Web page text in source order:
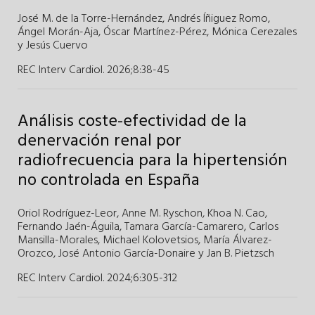
José M. de la Torre-Hernández,Andrés Íñiguez Romo,
Ángel Morán-Aja,Óscar Martínez-Pérez, Mónica Cerezales
yJesús Cuervo
REC Interv Cardiol. 2026;8:38-45
Análisis coste-efectividad de la
denervación renal por
radiofrecuencia para la hipertensión
no controlada en España
Oriol Rodríguez-Leor,Anne M. Ryschon,Khoa N. Cao,
Fernando Jaén-Águila,Tamara García-Camarero,Carlos
Mansilla-Morales, Michael Kolovetsios, María Álvarez-
Orozco,José Antonio García-DonaireyJan B. Pietzsch
REC Interv Cardiol. 2024;6:305-312